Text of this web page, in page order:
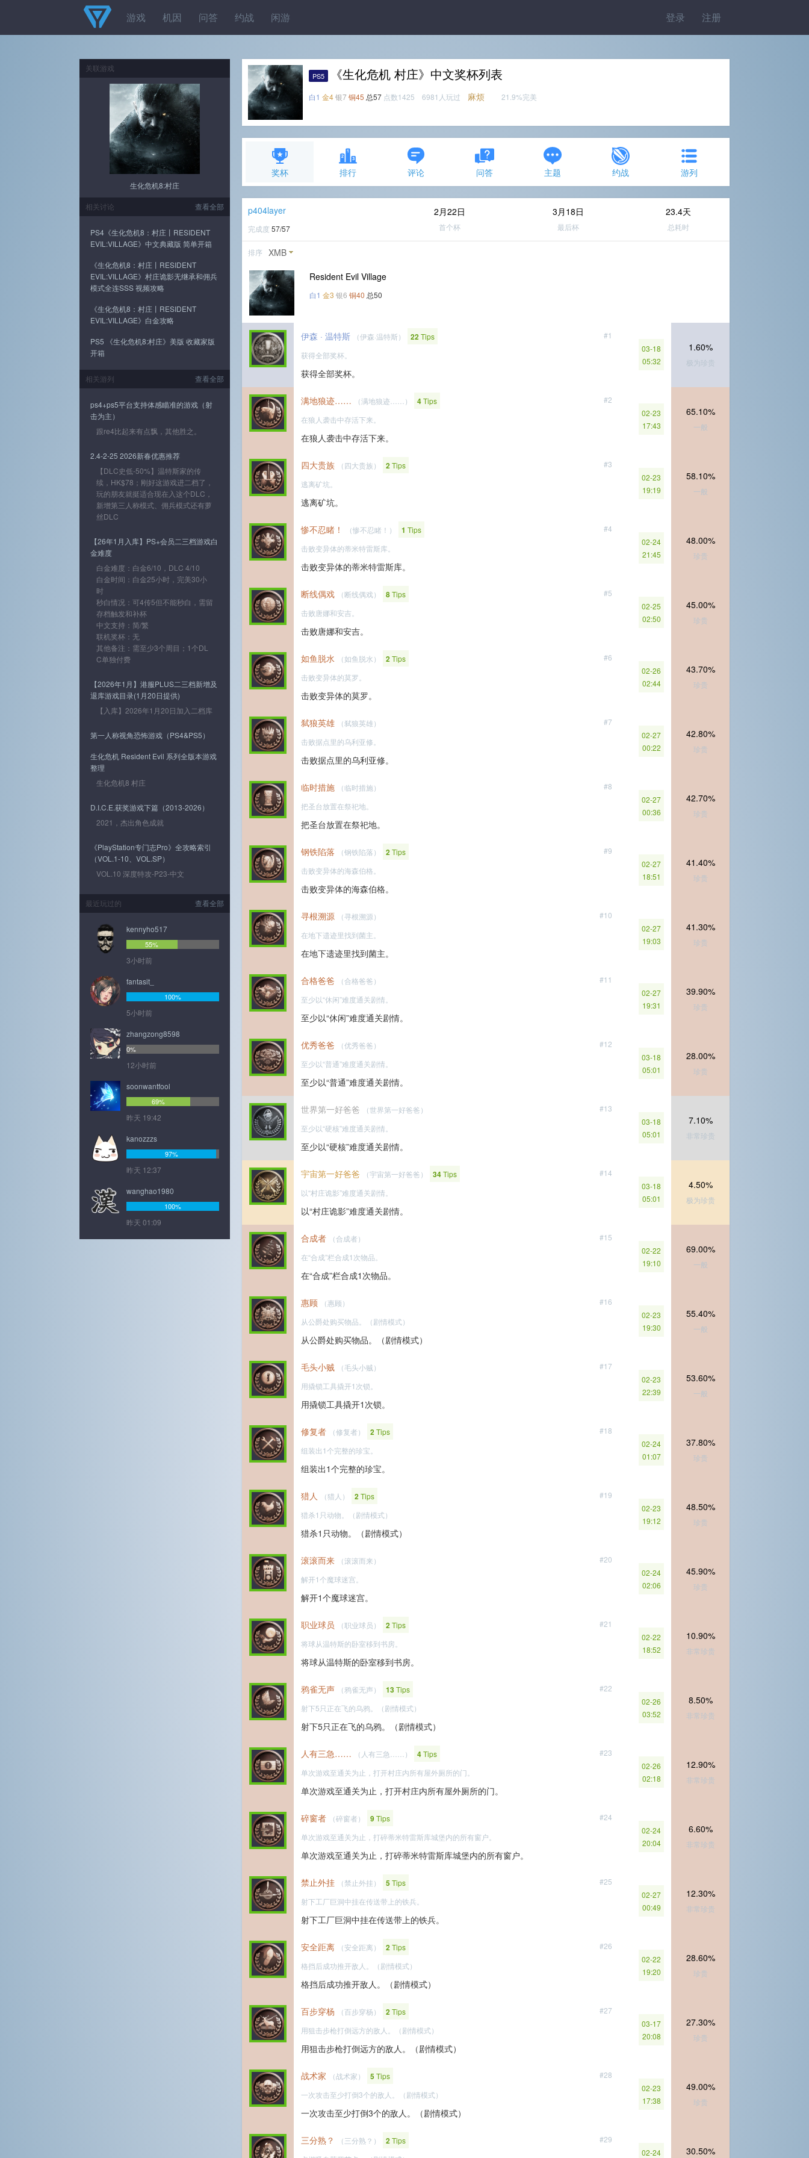
登录 注册
游戏 机因 问答 约战 闲游
PS5 《生化危机 村庄》中文奖杯列表
白1 金4银7 铜45 总57 点数1425 6981人玩过 麻烦 21.9%完美
奖杯 排行 评论 问答 主题 约战 游列
p404layer
完成度 57/57
2月22日
首个杯
3月18日
最后杯
23.4天
总耗时
排序 XMB
Resident Evil Village
白1 金3 银6 铜40 总50
#1
伊森 · 温特斯 （伊森·温特斯） 22Tips
获得全部奖杯。
获得全部奖杯。
03-18
05:32
1.60%
极为珍贵
#2
满地狼迹…… （满地狼迹……） 4Tips
在狼人袭击中存活下来。
在狼人袭击中存活下来。
02-23
17:43
65.10%
一般
#3
四大贵族 （四大贵族） 2Tips
逃离矿坑。
逃离矿坑。
02-23
19:19
58.10%
一般
#4
惨不忍睹！ （惨不忍睹！） 1 Tips
击败变异体的蒂米特雷斯库。
击败变异体的蒂米特雷斯库。
02-24
21:45
48.00%
珍贵
#5
断线偶戏 （断线偶戏） 8Tips
击败唐娜和安吉。
击败唐娜和安吉。
02-25
02:50
45.00%
珍贵
#6
如鱼脱水 （如鱼脱水） 2Tips
击败变异体的莫罗。
击败变异体的莫罗。
02-26
02:44
43.70%
珍贵
#7
弑狼英雄
（弑狼英雄）
击败据点里的乌利亚修。
击败据点里的乌利亚修。
02-27
00:22
42.80%
珍贵
#8
临时措施
（临时措施）
把圣台放置在祭祀地。
把圣台放置在祭祀地。
02-27
00:36
42.70%
珍贵
#9
钢铁陷落 （钢铁陷落） 2Tips
击败变异体的海森伯格。
击败变异体的海森伯格。
02-27
18:51
41.40%
珍贵
#10
寻根溯源
（寻根溯源）
在地下遗迹里找到菌主。
在地下遗迹里找到菌主。
02-27
19:03
41.30%
珍贵
#11
合格爸爸
（合格爸爸）
至少以“休闲”难度通关剧情。
至少以“休闲”难度通关剧情。
02-27
19:31
39.90%
珍贵
#12
优秀爸爸
（优秀爸爸）
至少以“普通”难度通关剧情。
至少以“普通”难度通关剧情。
03-18
05:01
28.00%
珍贵
#13
世界第一好爸爸
（世界第一好爸爸）
至少以“硬核”难度通关剧情。
至少以“硬核”难度通关剧情。
03-18
05:01
7.10%
非常珍贵
#14
宇宙第一好爸爸 （宇宙第一好爸爸） 34Tips
以“村庄诡影”难度通关剧情。
以“村庄诡影”难度通关剧情。
03-18
05:01
4.50%
极为珍贵
#15
合成者
（合成者）
在“合成”栏合成1次物品。
在“合成”栏合成1次物品。
02-22
19:10
69.00%
一般
#16
惠顾
（惠顾）
从公爵处购买物品。（剧情模式）
从公爵处购买物品。（剧情模式）
02-23
19:30
55.40%
一般
#17
毛头小贼
（毛头小贼）
用撬锁工具撬开1次锁。
用撬锁工具撬开1次锁。
02-23
22:39
53.60%
一般
#18
修复者 （修复者） 2Tips
组装出1个完整的珍宝。
组装出1个完整的珍宝。
02-24
01:07
37.80%
珍贵
#19
猎人 （猎人） 2Tips
猎杀1只动物。（剧情模式）
猎杀1只动物。（剧情模式）
02-23
19:12
48.50%
珍贵
#20
滚滚而来
（滚滚而来）
解开1个魔球迷宫。
解开1个魔球迷宫。
02-24
02:06
45.90%
珍贵
#21
职业球员 （职业球员） 2Tips
将球从温特斯的卧室移到书房。
将球从温特斯的卧室移到书房。
02-22
18:52
10.90%
非常珍贵
#22
鸦雀无声 （鸦雀无声） 13Tips
射下5只正在飞的乌鸦。（剧情模式）
射下5只正在飞的乌鸦。（剧情模式）
02-26
03:52
8.50%
非常珍贵
#23
人有三急…… （人有三急……） 4Tips
单次游戏至通关为止，打开村庄内所有屋外厕所的门。
单次游戏至通关为止，打开村庄内所有屋外厕所的门。
02-26
02:18
12.90%
非常珍贵
#24
碎窗者 （碎窗者） 9Tips
单次游戏至通关为止，打碎蒂米特雷斯库城堡内的所有窗户。
单次游戏至通关为止，打碎蒂米特雷斯库城堡内的所有窗户。
02-24
20:04
6.60%
非常珍贵
#25
禁止外挂 （禁止外挂） 5Tips
射下工厂巨洞中挂在传送带上的铁兵。
射下工厂巨洞中挂在传送带上的铁兵。
02-27
00:49
12.30%
非常珍贵
#26
安全距离 （安全距离） 2Tips
格挡后成功推开敌人。（剧情模式）
格挡后成功推开敌人。（剧情模式）
02-22
19:20
28.60%
珍贵
#27
百步穿杨 （百步穿杨） 2Tips
用狙击步枪打倒远方的敌人。（剧情模式）
用狙击步枪打倒远方的敌人。（剧情模式）
03-17
20:08
27.30%
珍贵
#28
战术家 （战术家） 5Tips
一次攻击至少打倒3个的敌人。（剧情模式）
一次攻击至少打倒3个的敌人。（剧情模式）
02-23
17:38
49.00%
珍贵
#29
三分熟？ （三分熟？） 2Tips
02-24 30.50%
关联游戏
生化危机8:村庄
查看全部
相关讨论
PS4《生化危机8：村庄丨RESIDENT
EVIL:VILLAGE》中文典藏版 简单开箱
《生化危机8：村庄丨RESIDENT
EVIL:VILLAGE》村庄诡影无继承和佣兵
模式全连SSS 视频攻略
《生化危机8：村庄丨RESIDENT
EVIL:VILLAGE》白金攻略
PS5 《生化危机8:村庄》美版 收藏家版
开箱
查看全部
相关游列
ps4+ps5平台支持体感瞄准的游戏（射
击为主）
跟re4比起来有点飘，其他胜之。
2.4-2-25 2026新春优惠推荐
【DLC史低-50%】温特斯家的传
续，HK$78；刚好这游戏进二档了，
玩的朋友就挺适合现在入这个DLC，
新增第三人称模式、佣兵模式还有萝
丝DLC
【26年1月入库】PS+会员二三档游戏白
金难度
白金难度：白金6/10，DLC 4/10
白金时间：白金25小时，完美30小
时
秒白情况：可4传5但不能秒白，需留
存档触发和补杯
中文支持：简/繁
联机奖杯：无
其他备注：需至少3个周目；1个DL
C单独付费
【2026年1月】港服PLUS二三档新增及
退库游戏目录(1月20日提供)
【入库】2026年1月20日加入二档库
第一人称视角恐怖游戏（PS4&PS5）
生化危机 Resident Evil 系列全版本游戏
整理
生化危机8 村庄
D.I.C.E.获奖游戏下篇（2013-2026）
2021，杰出角色成就
《PlayStation专门志Pro》全攻略索引
（VOL.1-10、VOL.SP）
VOL.10 深度特攻-P23-中文
查看全部
最近玩过的
kennyho517
55%
3小时前
fantasit_
100%
5小时前
zhangzong8598
0%
12小时前
soonwantfool
69%
昨天 19:42
kanozzzs
97%
昨天 12:37
wanghao1980
100%
昨天 01:09